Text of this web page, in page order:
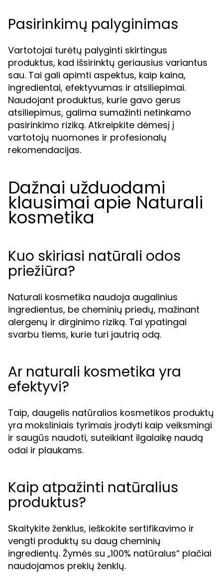
Pasirinkimų palyginimas
Vartotojai turėtų palyginti skirtingus
produktus, kad išsirinktų geriausius variantus
sau. Tai gali apimti aspektus, kaip kaina,
ingredientai, efektyvumas ir atsiliepimai.
Naudojant produktus, kurie gavo gerus
atsiliepimus, galima sumažinti netinkamo
pasirinkimo riziką. Atkreipkite dėmesį į
vartotojų nuomones ir profesionalų
rekomendacijas.
Dažnai užduodami
klausimai apie Naturali
kosmetika
Kuo skiriasi natūrali odos
priežiūra?
Naturali kosmetika naudoja augalinius
ingredientus, be cheminių priedų, mažinant
alergenų ir dirginimo riziką. Tai ypatingai
svarbu tiems, kurie turi jautrią odą.
Ar naturali kosmetika yra
efektyvi?
Taip, daugelis natūralios kosmetikos produktų
yra moksliniais tyrimais įrodyti kaip veiksmingi
ir saugūs naudoti, suteikiant ilgalaikę naudą
odai ir plaukams.
Kaip atpažinti natūralius
produktus?
Skaitykite ženklus, ieškokite sertifikavimo ir
vengti produktų su daug cheminių
ingredientų. Žymės su „100% natūralus“ plačiai
naudojamos prekių ženklų.